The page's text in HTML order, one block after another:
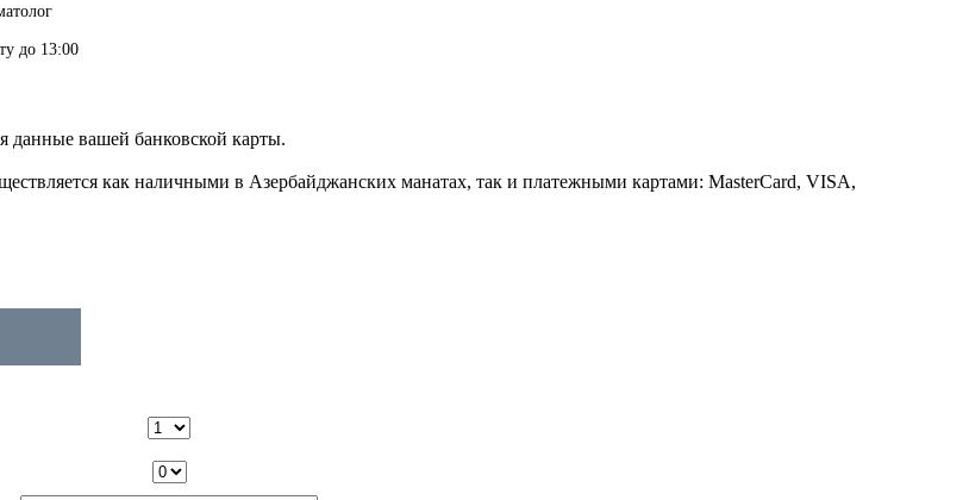
до 13:00
данные вашей банковской карты.
как наличными в Азербайджанских манатах, так и платежными картами: MasterCard, VISA,